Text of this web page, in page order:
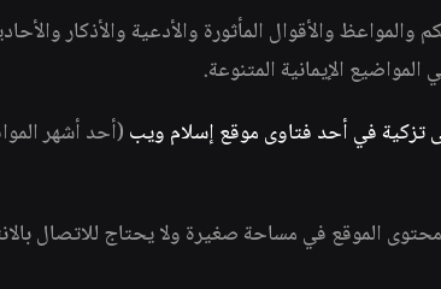
والأقوال المأثورة والأدعية والأذكار
المواضيع الإيمانية المتنوعة.
في أحد فتاوى موقع إسلام ويب (أحد أشهر
محتوى الموقع في مساحة صغيرة ولا يحتاج للاتصال